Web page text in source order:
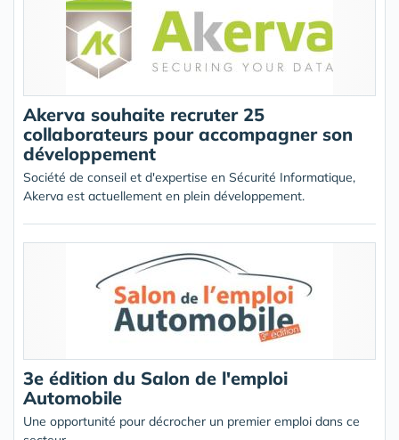
Akerva souhaite recruter 25
collaborateurs pour accompagner son
développement
Société de conseil et d'expertise en Sécurité Informatique,
Akerva est actuellement en plein développement.
3e édition du Salon de l'emploi
Automobile
Une opportunité pour décrocher un premier emploi dans ce